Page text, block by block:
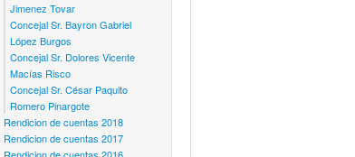
Jimenez Tovar
Concejal Sr. Bayron Gabriel
López Burgos
Concejal Sr. Dolores Vicente
Macías Risco
Concejal Sr. César Paquito
Romero Pinargote
Rendicion de cuentas 2018
Rendicion de cuentas 2017